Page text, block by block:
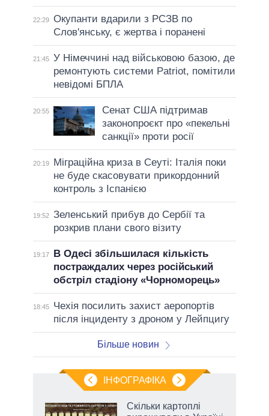
22:29 Окупанти вдарили з РСЗВ по
Слов'янську, є жертва і поранені
21:45 У Німеччині над військовою базою, де
ремонтують системи Patriot, помітили
невідомі БПЛА
20:55
Сенат США підтримав
законопроєкт про «пекельні
санкції» проти росії
20:19
Міграційна криза в Сеуті: Італія поки
не буде скасовувати прикордонний
контроль з Іспанією
19:52 Зеленський прибув до Сербії та
розкрив плани свого візиту
19:17
В Одесі збільшилася кількість
постраждалих через російський
обстріл стадіону «Чорноморець»
18:45
Чехія посилить захист аеропортів
після інциденту з дроном у Лейпцигу
Більше новин
ІНФОГРАФІКА
Скільки картоплі